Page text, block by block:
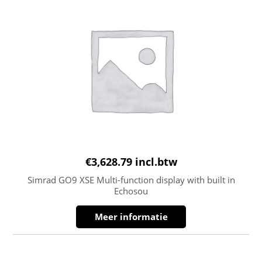
€3,628.79 incl.btw
Simrad GO9 XSE Multi-function display with built in
Echosou
Meer informatie